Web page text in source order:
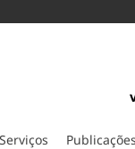
Serviços